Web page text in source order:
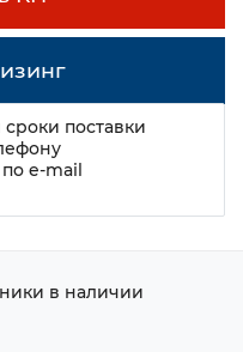
поставки
e-mail
в наличии